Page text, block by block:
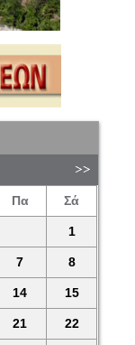
Πα Σά
1
7 8
14 15
21 22